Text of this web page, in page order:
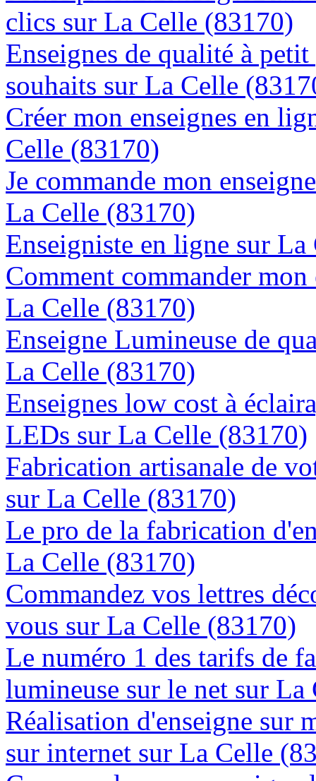
clics sur La Celle (83170)
Enseignes de qualité à
souhaits sur La Celle
Créer mon enseignes en
Celle (83170)
Je commande mon
La Celle (83170)
Enseigniste en ligne sur
Comment commander
La Celle (83170)
Enseigne Lumineuse de
La Celle (83170)
Enseignes low cost à
LEDs sur La Celle (83170)
Fabrication artisanale de
sur La Celle (83170)
Le pro de la fabrication
La Celle (83170)
Commandez vos lettres
vous sur La Celle (83170)
Le numéro 1 des tarifs de
lumineuse sur le net sur
Réalisation d'enseigne sur
sur internet sur La Celle